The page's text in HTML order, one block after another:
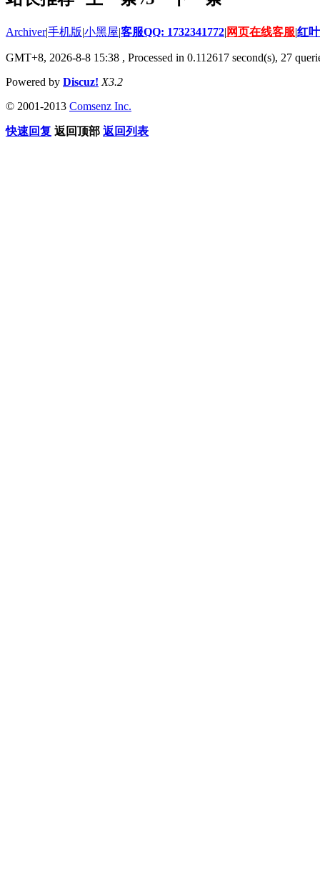
Archiver|手机版|小黑屋|客服QQ: 1732341772| 网页在线客服|红
GMT+8, 2026-8-8 15:38 , Processed in 0.112617 second(s), 27
Powered by Discuz! X3.2
© 2001-2013 Comsenz Inc.
快速回复 返回顶部 返回列表